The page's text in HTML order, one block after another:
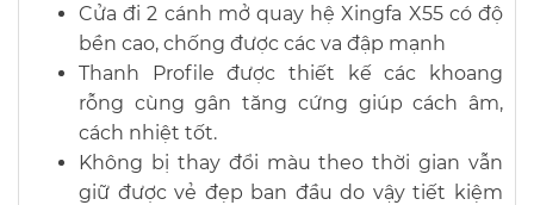
Cửa đi 2 cánh mở quay hệ Xingfa X55 có độ
bền cao, chống được các va đập mạnh
Thanh Profile được thiết kế các khoang
rỗng cùng gân tăng cứng giúp cách âm,
cách nhiệt tốt.
Không bị thay đổi màu theo thời gian vẫn
giữ được vẻ đẹp ban đầu do vậy tiết kiệm